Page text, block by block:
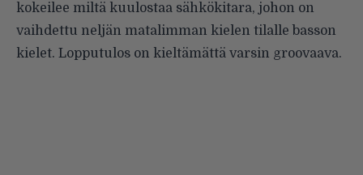
kokeilee miltä kuulostaa sähkökitara, johon on
vaihdettu neljän matalimman kielen tilalle basson
kielet. Lopputulos on kieltämättä varsin groovaava.